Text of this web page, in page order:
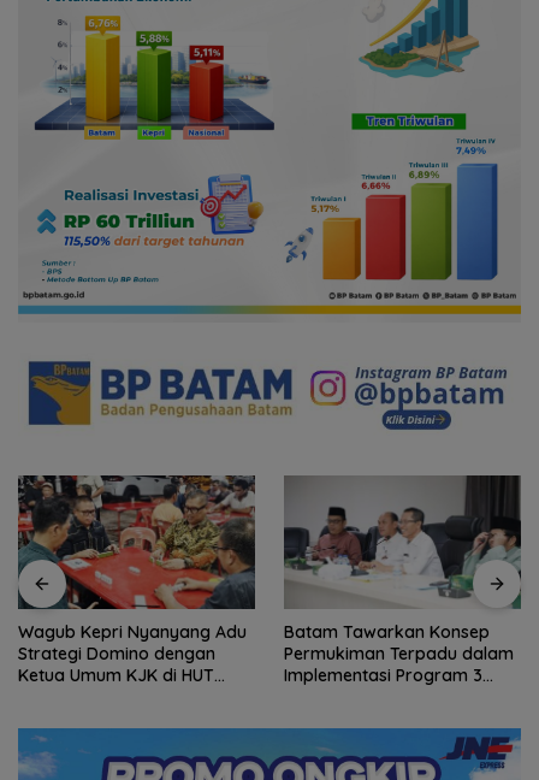
Adu
Batam Tawarkan Konsep
Permukiman Terpadu dalam
Implementasi Program 3
Polsek Jemaja
Keamanan
Bola HUT RI,